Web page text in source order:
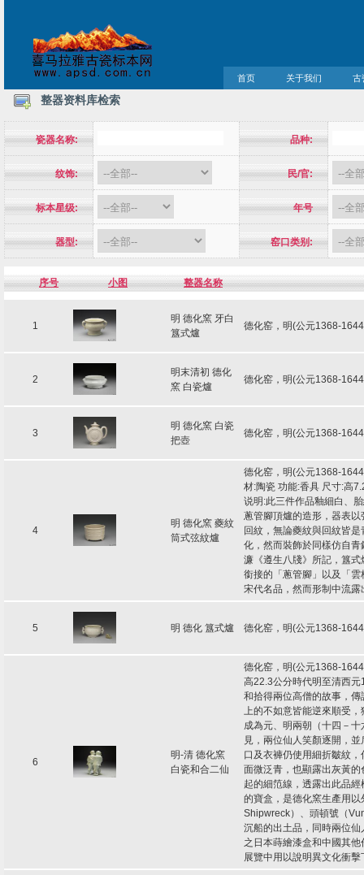
首页 关于我们 古
整器资料库检索
瓷器名称: 品种:
纹饰: 民/官:
标本星级: 年号
器型: 窑口类别:
序号 小图 整器名称
1
明 德化窯 牙白
簋式爐
德化窑，明(公元1368-
2
明末清初 德化
窯 白瓷爐
德化窑，明(公元1368-
3
明 德化窯 白瓷
把壺
德化窑，明(公元1368-
4
明 德化窯 夔紋
筒式弦紋爐
德化窑，明(公元1368-
材:陶瓷 功能:香具 尺寸:高
说明:此三件作品釉細白、
蔥管腳頂爐的造形，器表
回紋，無論夔紋與回紋皆
化，然而裝飾於同樣仿自
濂《遵生八牋》所記，簋
銜接的「蔥管腳」以及「
宋代名品，然而形制中流
5 明 德化 簋式爐 德化窑，明(公元1368-
6
明-清 德化窯
白瓷和合二仙
德化窑，明(公元1368-
高22.3公分時代明至清西
和拾得兩位高僧的故事，
上的不如意皆能逆來順受
成為元、明兩朝（十四－
見，兩位仙人笑顏逐開，
口及衣褲仍使用細折皺紋
面微泛青，也顯露出灰黃
起的細笵線，透露出此品
的寶盒，是德化窯生產用
Shipwreck）、頭頓號（
沉船的出土品，同時兩位
之日本蒔繪漆盒和中國其
展覽中用以說明異文化衝